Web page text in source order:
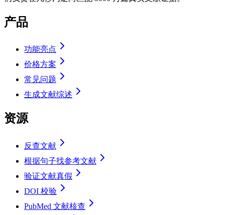
产品
功能亮点
价格方案
常见问题
生成文献综述
资源
反查文献
根据句子找参考文献
验证文献真假
DOI 校验
PubMed 文献核查